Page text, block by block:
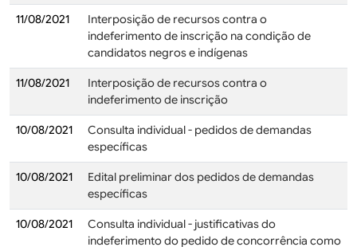
11/08/2021
Interposição de recursos contra o
indeferimento de inscrição na condição de
candidatos negros e indígenas
11/08/2021
Interposição de recursos contra o
indeferimento de inscrição
10/08/2021
Consulta individual - pedidos de demandas
específicas
10/08/2021
Edital preliminar dos pedidos de demandas
específicas
10/08/2021
Consulta individual - justificativas do
indeferimento do pedido de concorrência como